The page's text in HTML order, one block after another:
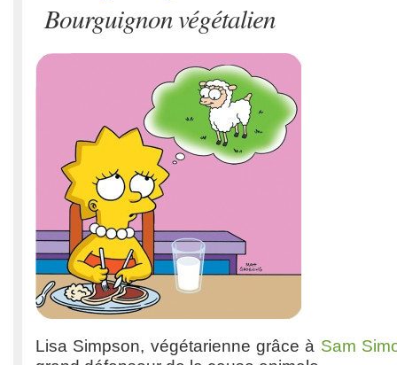
Bourguignon végétalien
Lisa Simpson, végétarienne grâce à Sam